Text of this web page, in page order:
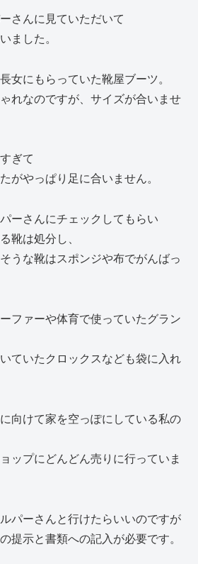
さんに見ていただいて
ました。
女にもらっていた靴屋ブーツ。
れなのですが、サイズが合いませ
ぎて
がやっぱり足に合いません。
ーさんにチェックしてもらい
靴は処分し、
うな靴はスポンジや布でがんばっ
ファーや体育で使っていたグラン
ていたクロックスなども袋に入れ
向けて家を空っぽにしている私の
ップにどんどん売りに行っていま
パーさんと行けたらいいのですが
提示と書類への記入が必要です。